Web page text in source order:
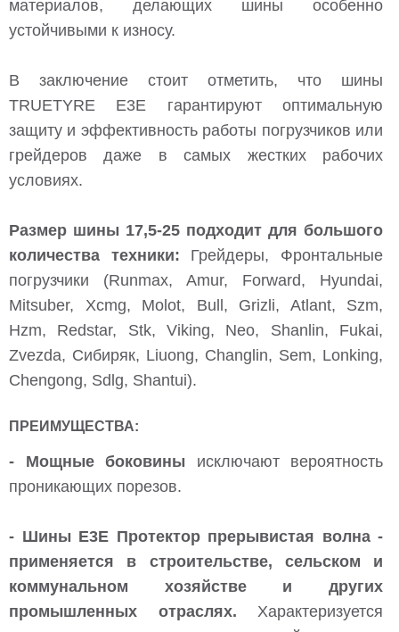
материалов, делающих шины особенно
устойчивыми к износу.
В заключение стоит отметить, что шины
TRUETYRE E3E гарантируют оптимальную
защиту и эффективность работы погрузчиков или
грейдеров даже в самых жестких рабочих
условиях.
Размер шины 17,5-25 подходит для большого
количества техники: Грейдеры, Фронтальные
погрузчики (Runmax, Amur, Forward, Hyundai,
Mitsuber, Xcmg, Molot, Bull, Grizli, Atlant, Szm,
Hzm, Redstar, Stk, Viking, Neo, Shanlin, Fukai,
Zvezda, Сибиряк, Liuong, Changlin, Sem, Lonking,
Chengong, Sdlg, Shantui).
ПРЕИМУЩЕСТВА:
- Мощные боковины исключают вероятность
проникающих порезов.
- Шины E3E Протектор прерывистая волна -
применяется в строительстве, сельском и
коммунальном хозяйстве и других
промышленных отраслях. Характеризуется